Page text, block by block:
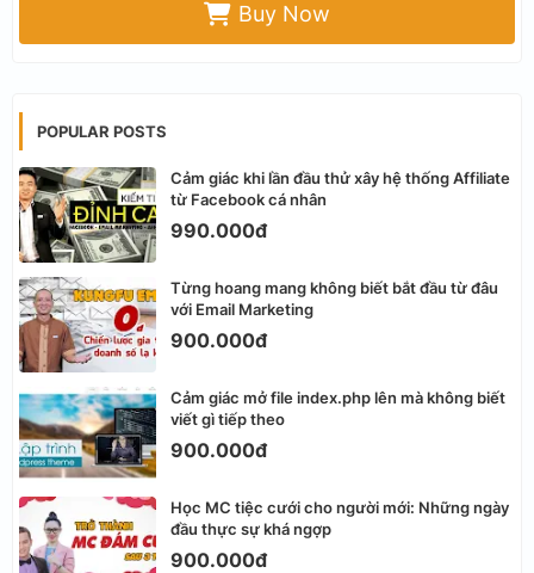
Buy Now
POPULAR POSTS
Cảm giác khi lần đầu thử xây hệ thống Affiliate
từ Facebook cá nhân
990.000đ
Từng hoang mang không biết bắt đầu từ đâu
với Email Marketing
900.000đ
Cảm giác mở file index.php lên mà không biết
viết gì tiếp theo
900.000đ
Học MC tiệc cưới cho người mới: Những ngày
đầu thực sự khá ngợp
900.000đ